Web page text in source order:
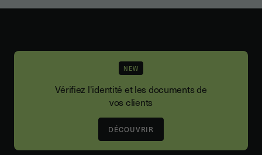
NEW
Vérifiez l'identité et les documents de
vos clients
DÉCOUVRIR